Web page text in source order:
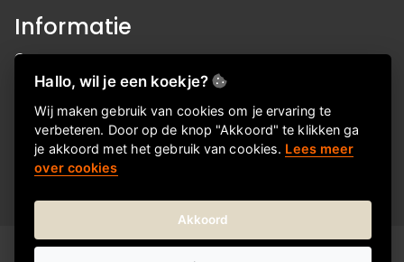
Informatie
Over ons
FAQ
Privacyverklaring
Contactgegevens
© 2026 BigSmileGroep
Hallo, wil je een koekje?
Wij maken gebruik van cookies om je ervaring te
verbeteren. Door op de knop "Akkoord" te klikken ga
je akkoord met het gebruik van cookies. Lees meer
over cookies
Akkoord